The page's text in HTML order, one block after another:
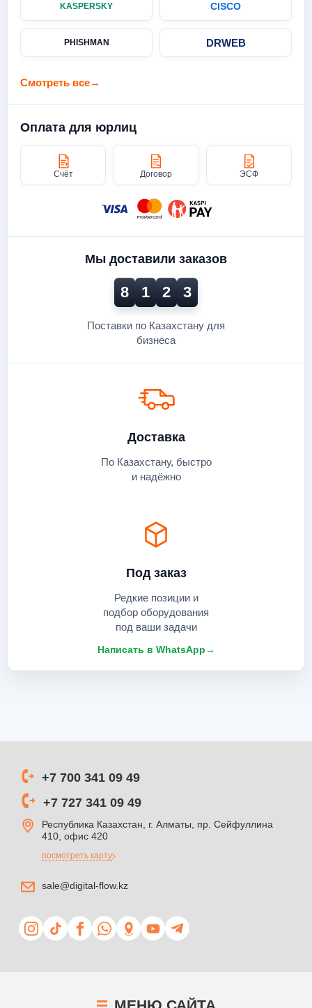
KASPERSKY CISCO
PHISHMAN DRWEB
Смотреть все→
Оплата для юрлиц
Счёт Договор ЭСФ
Мы доставили заказов
8 1 2 3
Поставки по Казахстану для
бизнеса
Под заказ
Редкие позиции и
подбор оборудования
под ваши задачи
Написать в WhatsApp→
Доставка
По Казахстану, быстро
и надёжно
+7 700 341 09 49
+7 727 341 09 49
Республика Казахстан, г. Алматы, пр. Сейфуллина
410, офис 420
посмотреть карту
sale@digital-flow.kz